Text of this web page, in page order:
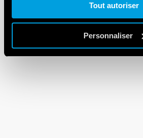
Tout autoriser
Personnaliser